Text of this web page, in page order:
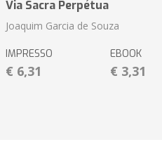
Via Sacra Perpétua
Joaquim Garcia de Souza
IMPRESSO
€ 6,31
EBOOK
€ 3,31